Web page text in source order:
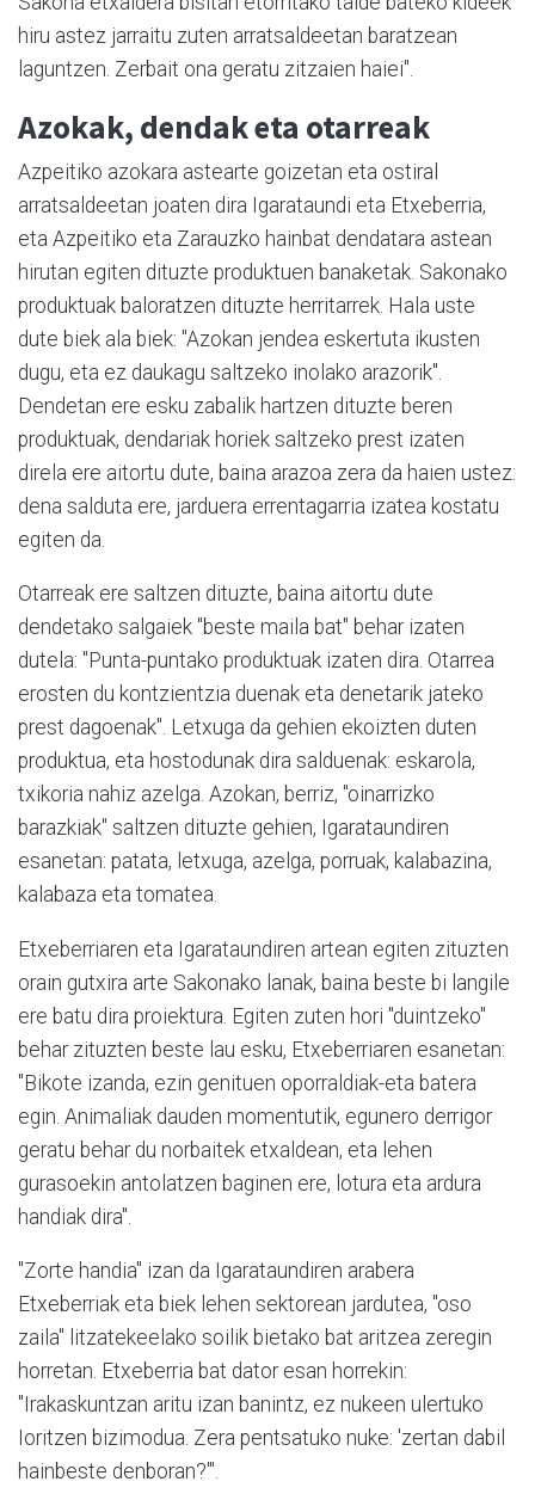
hiru astez jarraitu zuten arratsaldeetan baratzean
laguntzen. Zerbait ona geratu zitzaien haiei".
Azokak, dendak eta otarreak
Azpeitiko azokara astearte goizetan eta ostiral
arratsaldeetan joaten dira Igarataundi eta Etxeberria,
eta Azpeitiko eta Zarauzko hainbat dendatara astean
hirutan egiten dituzte produktuen banaketak. Sakonako
produktuak baloratzen dituzte herritarrek. Hala uste
dute biek ala biek: "Azokan jendea eskertuta ikusten
dugu, eta ez daukagu saltzeko inolako arazorik".
Dendetan ere esku zabalik hartzen dituzte beren
produktuak, dendariak horiek saltzeko prest izaten
direla ere aitortu dute, baina arazoa zera da haien ustez:
dena salduta ere, jarduera errentagarria izatea kostatu
egiten da.
Otarreak ere saltzen dituzte, baina aitortu dute
dendetako salgaiek "beste maila bat" behar izaten
dutela: "Punta-puntako produktuak izaten dira. Otarrea
erosten du kontzientzia duenak eta denetarik jateko
prest dagoenak". Letxuga da gehien ekoizten duten
produktua, eta hostodunak dira salduenak: eskarola,
txikoria nahiz azelga. Azokan, berriz, "oinarrizko
barazkiak" saltzen dituzte gehien, Igarataundiren
esanetan: patata, letxuga, azelga, porruak, kalabazina,
kalabaza eta tomatea.
Etxeberriaren eta Igarataundiren artean egiten zituzten
orain gutxira arte Sakonako lanak, baina beste bi langile
ere batu dira proiektura. Egiten zuten hori "duintzeko"
behar zituzten beste lau esku, Etxeberriaren esanetan:
"Bikote izanda, ezin genituen oporraldiak-eta batera
egin. Animaliak dauden momentutik, egunero derrigor
geratu behar du norbaitek etxaldean, eta lehen
gurasoekin antolatzen baginen ere, lotura eta ardura
handiak dira".
"Zorte handia" izan da Igarataundiren arabera
Etxeberriak eta biek lehen sektorean jardutea, "oso
zaila" litzatekeelako soilik bietako bat aritzea zeregin
horretan. Etxeberria bat dator esan horrekin:
"Irakaskuntzan aritu izan banintz, ez nukeen ulertuko
Ioritzen bizimodua. Zera pentsatuko nuke: 'zertan dabil
hainbeste denboran?'".